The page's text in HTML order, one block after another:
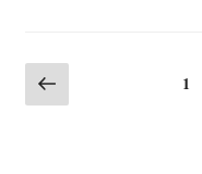
Seitennummerierung
der
Vorherige
Seite
Seite
1